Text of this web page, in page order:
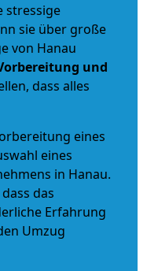
stressige
sie über große
von Hanau
und
dass alles
eines
eines
in Hanau.
das
Erfahrung
Umzug